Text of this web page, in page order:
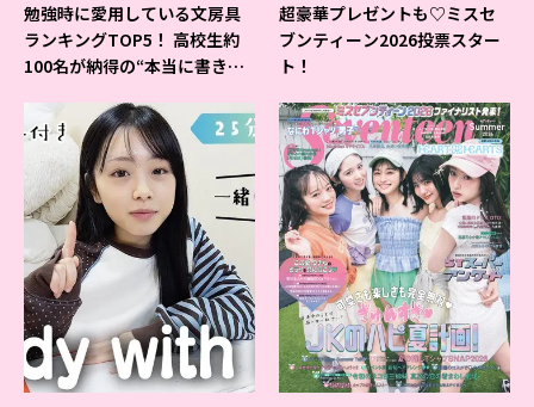
勉強時に愛用している文房具
ランキングTOP5！ 高校生約
100名が納得の“本当に書きや
超豪華プレゼントも♡ミスセ
ブンティーン2026投票スター
ト！